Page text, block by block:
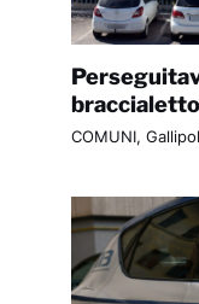
COMUNI,